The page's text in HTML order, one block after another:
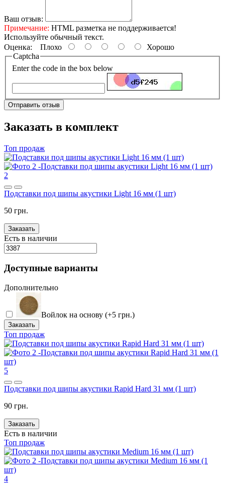
Ваш отзыв:
Примечание: HTML разметка не поддерживается!
Используйте обычный текст.
Оценка: Плохо
Хорошо
Captcha
Enter the code in the box below
Отправить отзыв
Заказать в комплект
Топ продаж
2
Подставки под шипы акустики Light 16 мм (1 шт)
50 грн.
Заказать
Есть в наличии
Доступные варианты
Дополнительно
Войлок на основу (+5 грн.)
Заказать
Топ продаж
5
Подставки под шипы акустики Rapid Hard 31 мм (1 шт)
90 грн.
Заказать
Есть в наличии
Топ продаж
4